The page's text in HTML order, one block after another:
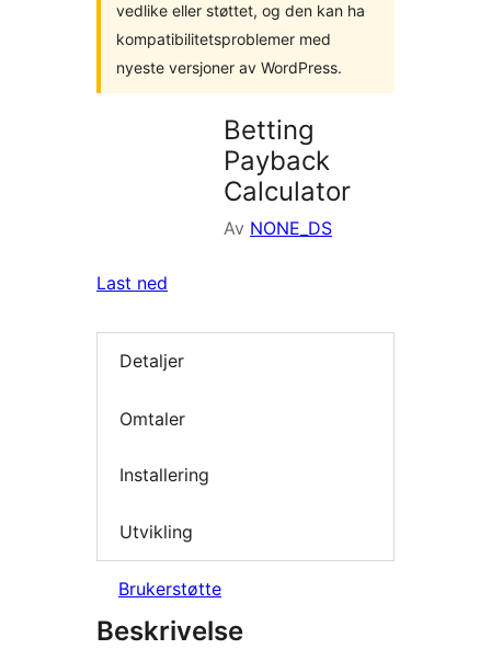
vedlike eller støttet, og den kan ha
kompatibilitetsproblemer med
nyeste versjoner av WordPress.
Betting
Payback
Calculator
Av NONE_DS
Last ned
Detaljer
Omtaler
Installering
Utvikling
Brukerstøtte
Beskrivelse